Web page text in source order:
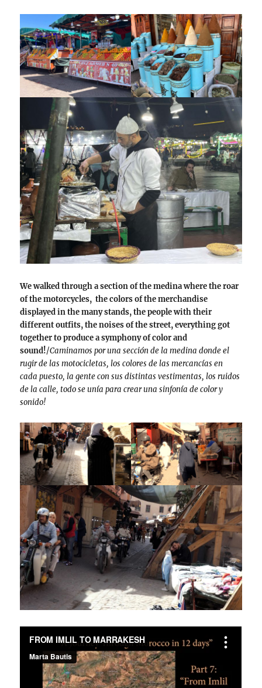
We walked through a section of the medina where the roar
of the motorcycles, the colors of the merchandise
displayed in the many stands, the people with their
different outfits, the noises of the street, everything got
together to produce a symphony of color and
sound!/Caminamos por una sección de la medina donde el
rugir de las motocicletas, los colores de las mercancías en
cada puesto, la gente con sus distintas vestimentas, los ruidos
de la calle, todo se unía para crear una sinfonía de color y
sonido!